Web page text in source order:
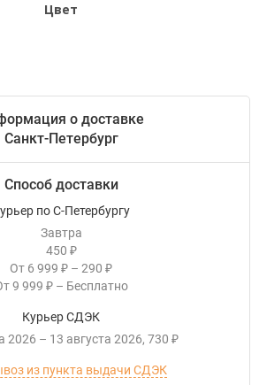
Цвет
о доставке
Санкт-Петербург
Способ доставки
по С-Петербургу
Завтра
450 ₽
От 6 999 ₽ – 290 ₽
9 999 ₽ – Бесплатно
Курьер СДЭК
2026 – 13 августа 2026 730 ₽
из пункта выдачи СДЭК